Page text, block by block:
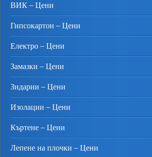
ВИК – Цени
Гипсокартон – Цени
Електро – Цени
Замазки – Цени
Зидарии – Цени
Изолации – Цени
Къртене – Цени
Лепене на плочки – Цени